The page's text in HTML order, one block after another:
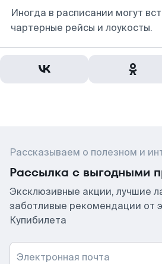
Иногда в расписании могут
чартерные рейсы и лоукосты.
Рассказываем о полезном и
Рассылка с выгодными
Эксклюзивные акции, лучшие
заботливые рекомендации от
Купибилета
Электронная почта